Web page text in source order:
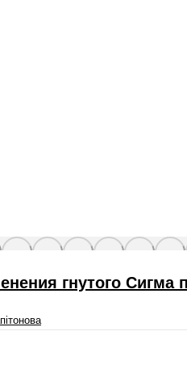
гнутого